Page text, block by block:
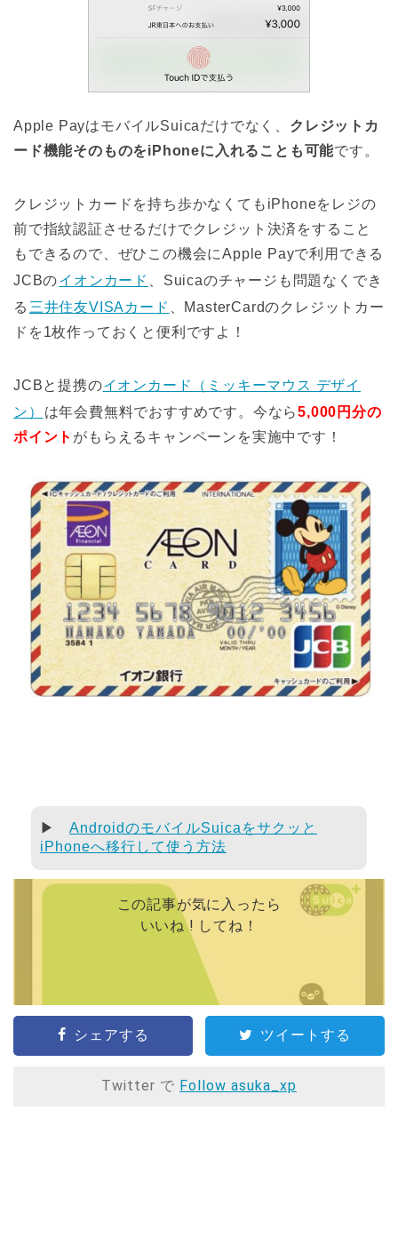
Apple PayはモバイルSuicaだけでなく、 クレジットカ
ード機能そのものをiPhoneに入れることも可能です。
クレジットカードを持ち歩かなくてもiPhoneをレジの
前で指紋認証させるだけでクレジット決済をすること
もできるので、ぜひこの機会にApple Payで利用できる
JCBのイオンカード
、Suicaのチャージも問題なくでき
る 三井住友VISAカード
、MasterCardのクレジットカー
ドを1枚作っておくと便利ですよ！
JCBと提携のイオンカード（ミッキーマウス デザイ
ン）
は年会費無料でおすすめです。今なら5,000円分の
ポイント がもらえるキャンペーンを実施中です！
▶ AndroidのモバイルSuicaをサクッと
iPhoneへ移行して使う方法
この記事が気に入ったら
いいね ! してね！
シェアする ツイートする
Twitter で Follow asuka_xp